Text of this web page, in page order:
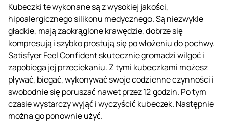
Kubeczki te wykonane są z wysokiej jakości,
hipoalergicznego silikonu medycznego. Są niezwykle
gładkie, mają zaokrąglone krawędzie, dobrze się
kompresują i szybko prostują się po włożeniu do pochwy.
Satisfyer Feel Confident skutecznie gromadzi wilgoć i
zapobiega jej przeciekaniu. Z tymi kubeczkami możesz
pływać, biegać, wykonywać swoje codzienne czynności i
swobodnie się poruszać nawet przez 12 godzin. Po tym
czasie wystarczy wyjąć i wyczyścić kubeczek. Następnie
można go ponownie użyć.